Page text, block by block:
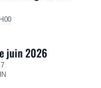
juin 2026